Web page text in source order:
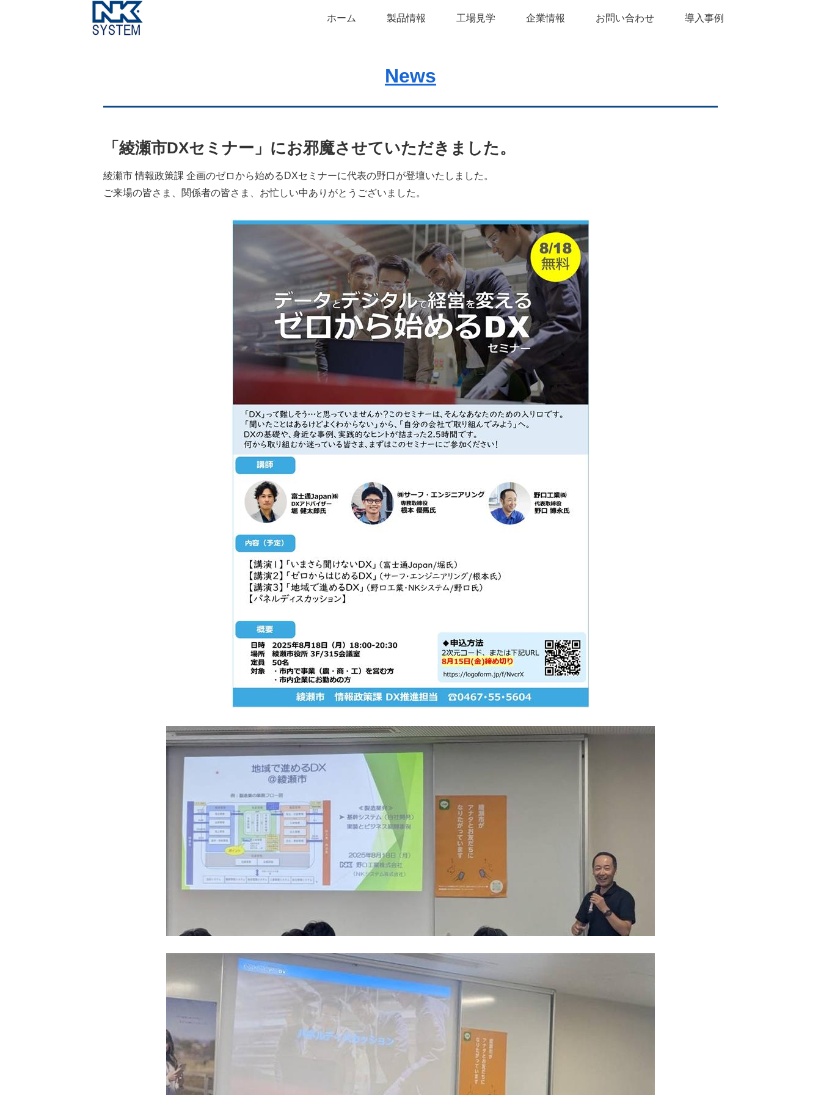
ホーム 製品情報 工場見学 企業情報 お問い合わせ 導入事例
News
「綾瀬市DXセミナー」にお邪魔させていただきました。
綾瀬市 情報政策課 企画のゼロから始めるDXセミナーに代表の野口が登壇いたしました。
ご来場の皆さま、関係者の皆さま、お忙しい中ありがとうございました。